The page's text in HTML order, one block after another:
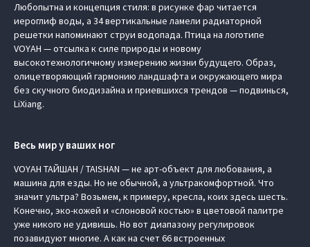
Любопытна и концепция стиля: в рисунке фар читается
иероглиф воды, а 34 вертикальные ламели радиаторной
решетки напоминают струи водопада. Птица на логотипе
VOYAH — отсылка к силе природы и новому
высокотехнологичному измерению жизни будущего. Образ,
олицетворяющий гармонию ландшафта и окружающего мира
без скучного биодизайна и приевшихся трендов — подвинься,
LiXiang.
Весь мир у ваших ног
VOYAH ТАЙШАН / TAISHAN — не арт-объект для любования, а
машина для езды. Но не обычной, а ультракомфортной. Что
значит ультра? Возьмем, к примеру, кресла, коих здесь шесть.
Конечно, эко-кожей и «слоновой костью» в цветовой палитре
уже никого не удивишь. Но вот диапазону регулировок
позавидуют многие. А как на счет 66 встроенных